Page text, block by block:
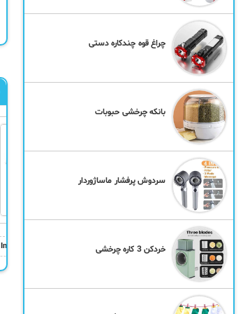
پلیور بافت مردانه Floy
چراغ قوه چندکاره دستی
بانکه چرخشی حبوبات
سردوش پرفشار ماساژوردار
خردکن 3 کاره چرخشی